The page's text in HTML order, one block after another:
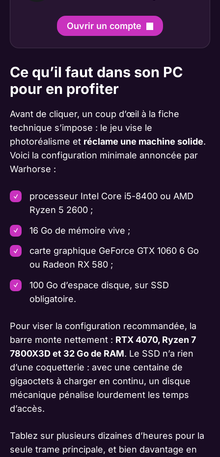
Ouvrir un compte
Ce qu’il faut dans son PC
pour en profiter
Avant de cliquer, un coup d’œil à la fiche
technique s’impose : le jeu vise le
photoréalisme et réclame une machine solide.
Voici la configuration minimale annoncée par
Warhorse :
processeur Intel Core i5-8400 ou AMD
Ryzen 5 2600 ;
16 Go de mémoire vive ;
carte graphique GeForce GTX 1060 6 Go
ou Radeon RX 580 ;
100 Go d’espace disque, sur SSD
obligatoire.
Pour viser la configuration recommandée, la
barre monte nettement : RTX 4070, Ryzen 7
7800X3D et 32 Go de RAM. Le SSD n’a rien
d’une coquetterie : avec une centaine de
gigaoctets à charger en continu, un disque
mécanique pénalise lourdement les temps
d’accès.
Tablez sur plusieurs dizaines d’heures pour la
seule trame principale, et bien davantage en